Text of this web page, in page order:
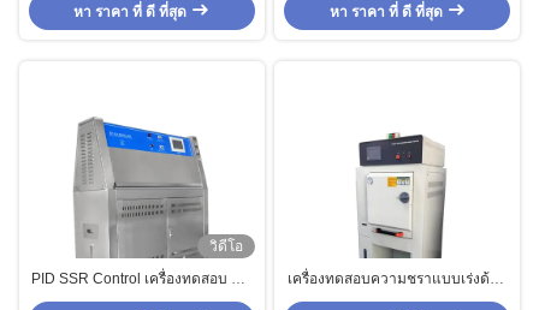
หา ราคา ที่ ดี ที่สุด
หา ราคา ที่ ดี ที่สุด
วิดีโอ
PID SSR Control เครื่องทดสอบ UV
สำหรับวัสดุอโลหะ
เครื่องทดสอบความชราแบบเร่งด้วย
ความดันสูงแบบวงกลมสเตนเลสสตีล